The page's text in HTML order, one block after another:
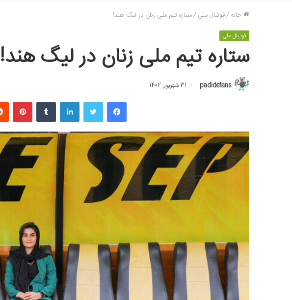
خانه /فوتبال ملی /ستاره تیم ملی زنان در لیگ هند!
فوتبال ملی
ستاره تیم ملی زنان در لیگ هند!
padidefans 31 شهریور, 1402
فیسبوک لینکداین پینتریست